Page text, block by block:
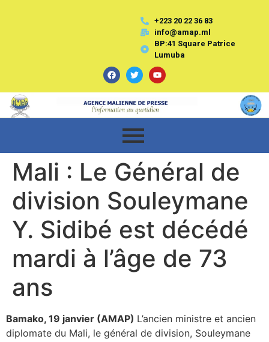
+223 20 22 36 83
info@amap.ml
BP:41 Square Patrice
Lumuba
Mali : Le Général de
division Souleymane
Y. Sidibé est décédé
mardi à l’âge de 73
ans
Bamako, 19 janvier (AMAP) L’ancien ministre et ancien
diplomate du Mali, le général de division, Souleymane